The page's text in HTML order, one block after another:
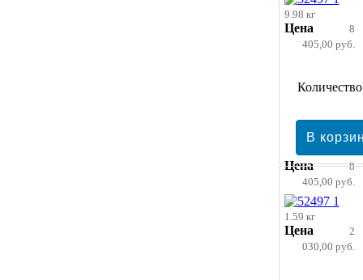
9.98 кг
Цена
8
405,00 руб.
Цена
8
405,00 руб.
1.59 кг
Цена
2
030,00 руб.